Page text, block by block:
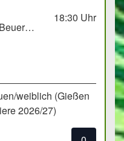
HSG Großen-Buseck/Beuern 1
18:30 Uhr
weiblich (Gießen
2026/27)